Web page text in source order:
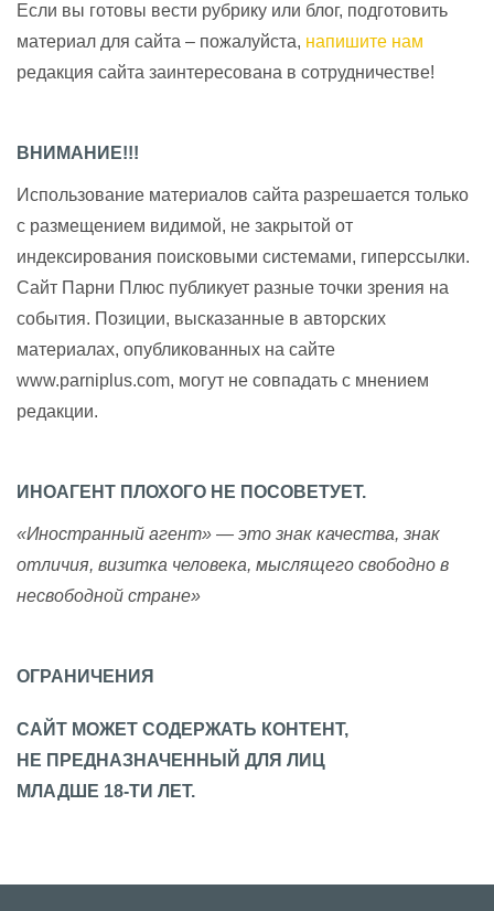
Если вы готовы вести рубрику или блог, подготовить
материал для сайта – пожалуйста, напишите нам
редакция сайта заинтересована в сотрудничестве!
ВНИМАНИЕ!!!
Использование материалов сайта разрешается только
с размещением видимой, не закрытой от
индексирования поисковыми системами, гиперссылки.
Сайт Парни Плюс публикует разные точки зрения на
события. Позиции, высказанные в авторских
материалах, опубликованных на сайте
www.parniplus.com, могут не совпадать с мнением
редакции.
ИНОАГЕНТ ПЛОХОГО НЕ ПОСОВЕТУЕТ.
«Иностранный агент» — это знак качества, знак
отличия, визитка человека, мыслящего свободно в
несвободной стране»
ОГРАНИЧЕНИЯ
САЙТ МОЖЕТ СОДЕРЖАТЬ КОНТЕНТ,
НЕ ПРЕДНАЗНАЧЕННЫЙ ДЛЯ ЛИЦ
МЛАДШЕ 18-ТИ ЛЕТ.